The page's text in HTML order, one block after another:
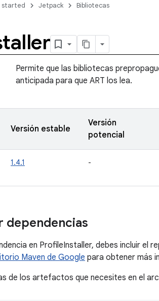
started Jetpack Bibliotecas
Permite que las bibliotecas
anticipada para que ART los lea.
Versión estable
Versión
potencial
1.4.1 -
dependencias
en ProfileInstaller, debes incluir el
Maven de Google para obtener más
de los artefactos que necesites en el